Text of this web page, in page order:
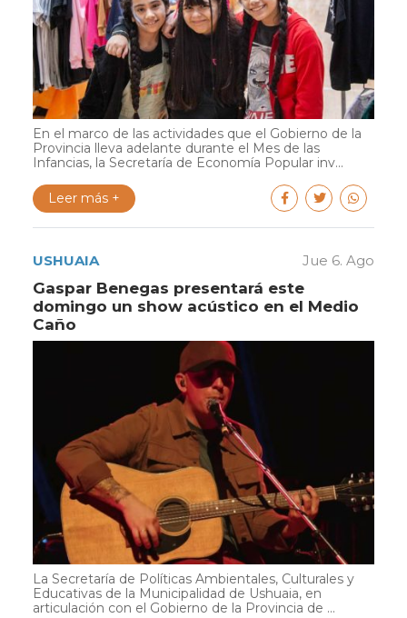
En el marco de las actividades que el Gobierno de la
Provincia lleva adelante durante el Mes de las
Infancias, la Secretaría de Economía Popular inv...
Leer más +
USHUAIA Jue 6. Ago
Gaspar Benegas presentará este
domingo un show acústico en el Medio
Caño
La Secretaría de Políticas Ambientales, Culturales y
Educativas de la Municipalidad de Ushuaia, en
articulación con el Gobierno de la Provincia de ...